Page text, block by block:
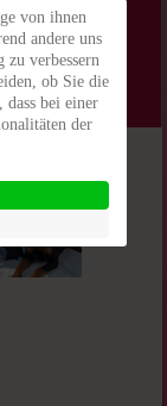
von ihnen
andere uns
zu verbessern
ob Sie die
dass bei einer
der